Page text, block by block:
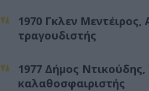
1970 Γκλεν Μεντέιρος,
τραγουδιστής
1977 Δήμος
καλαθοσφαιριστής